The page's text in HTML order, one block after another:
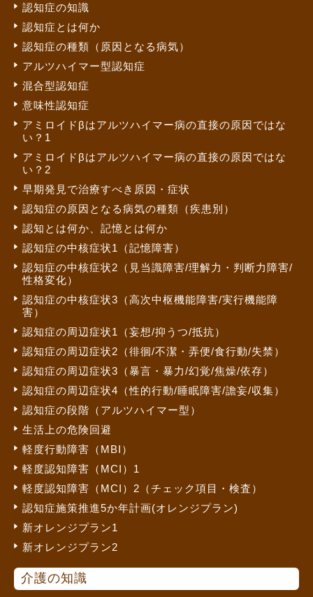
認知症の知識
認知症とは何か
認知症の種類（原因となる病気）
アルツハイマー型認知症
混合型認知症
意味性認知症
アミロイドβはアルツハイマー病の直接の原因ではな
い？1
アミロイドβはアルツハイマー病の直接の原因ではな
い？2
早期発見で治療すべき原因・症状
認知症の原因となる病気の種類（疾患別）
認知とは何か、記憶とは何か
認知症の中核症状1（記憶障害）
認知症の中核症状2（見当識障害/理解力・判断力障害/
性格変化）
認知症の中核症状3（高次中枢機能障害/実行機能障
害）
認知症の周辺症状1（妄想/抑うつ/抵抗）
認知症の周辺症状2（徘徊/不潔・弄便/食行動/失禁）
認知症の周辺症状3（暴言・暴力/幻覚/焦燥/依存）
認知症の周辺症状4（性的行動/睡眠障害/譫妄/収集）
認知症の段階（アルツハイマー型）
生活上の危険回避
軽度行動障害（MBI）
軽度認知障害（MCI）1
軽度認知障害（MCI）2（チェック項目・検査）
認知症施策推進5か年計画(オレンジプラン)
新オレンジプラン1
新オレンジプラン2
介護の知識